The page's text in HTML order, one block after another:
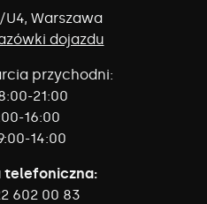
Warszawa
dojazdu
przychodni:
21:00
16:00
14:00
telefoniczna:
602 00 83